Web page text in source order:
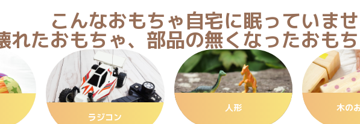
こんなおもちゃ自宅に眠っていま
れたおもちゃ、部品の無くなったおも
ラジコン
人形 木の